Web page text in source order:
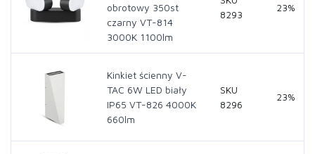
obrotowy 350st
czarny VT-814
3000K 1100lm
8293
23%
Kinkiet ścienny V-
TAC 6W LED biały
IP65 VT-826 4000K
660lm
SKU
8296
23%